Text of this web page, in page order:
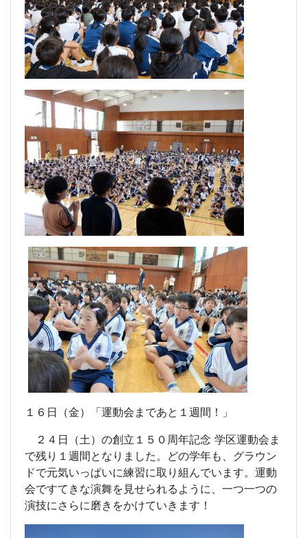
１６日（金）「運動会まであと１週間！」
２４日（土）の創立１５０周年記念 学区運動会ま
で残り１週間となりました。どの学年も、グラウン
ドで元気いっぱいに練習に取り組んでいます。運動
会ですてきな演舞を見せられるように、一つ一つの
演技にさらに磨きをかけていきます！